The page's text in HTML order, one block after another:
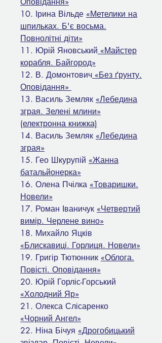
10. Ірина Вільде «Метелики на
шпильках. Б'є восьма.
Повнолітні діти»
11. Юрій Яновський «Майстер
корабля. Байгород»
12. В. Домонтович «Без ґрунту.
Оповідання»
13. Василь Земляк «Лебедина
зграя. Зелені млини»
(електронна книжка)
14. Василь Земляк «Лебедина
зграя»
15. Гео Шкурупій «Жанна
батальйонерка»
16. Олена Пчілка «Товаришки.
Новели»
17. Роман Іваничук «Четвертий
вимір. Черлене вино»
18. Михайло Яцків
«Блискавиці. Горлиця. Новели»
19. Григір Тютюнник «Облога.
Повісті. Оповідання»
20. Юрій Горліс-Горський
«Холодний Яр»
21. Олекса Слісаренко
«Чорний Ангел»
22. Ніна Бічуя «Дрогобицький